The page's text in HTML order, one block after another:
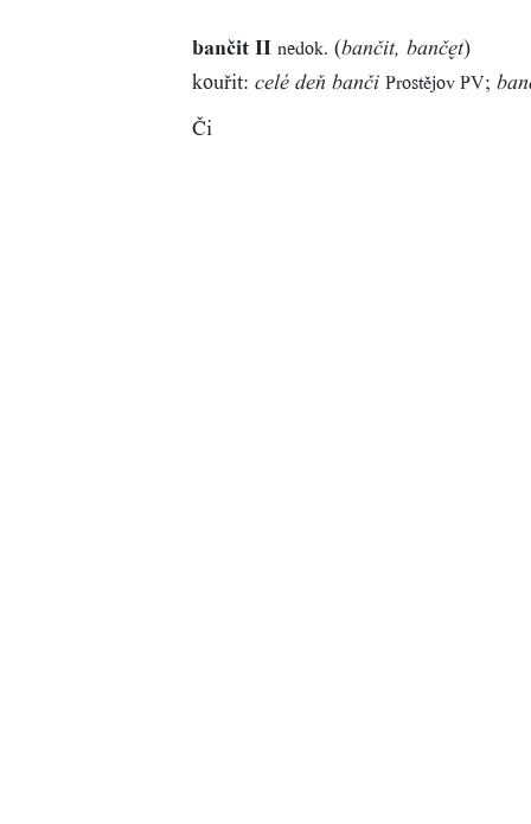
bančit II nedok. (bančit, bančt)
kouřit: celé deň banči Prostějov PV;
Či